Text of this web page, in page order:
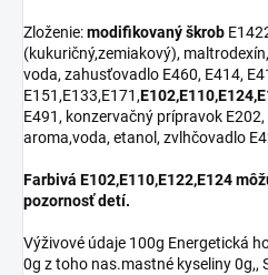
Zloženie:modifikovaný škrob
(kukuričný,zemiakový),
voda, zahusťovadlo E460, E414,
E151,E133,E171,
E491, konzervačný prípravok
aroma,voda, etanol, zvlhčovadlo
Farbivá E102,E110,E122,E124
pozornosť detí.
Výživové údaje 100g Energetická
0g z toho nas.mastné kyseliny 0g,,